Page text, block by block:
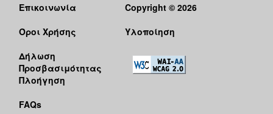
Επικοινωνία
Όροι Χρήσης
Δήλωση
Προσβασιμότητας
Πλοήγηση
FAQs
Copyright © 2026
Υλοποίηση